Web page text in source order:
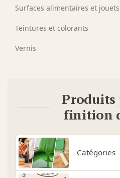
Surfaces alimentaires et jouets
Teintures et colorants
Vernis
Produits
finition
Catégories